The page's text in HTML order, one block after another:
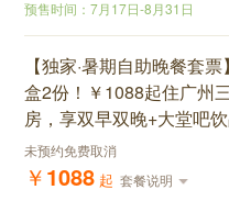
预售时间：7月17日-8月31日
【独家·暑期自助晚餐套
盒2份！￥1088起住广州
房，享双早双晚+大堂吧
未预约免费取消
￥1088 起 套餐说明